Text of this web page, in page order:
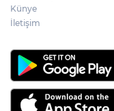
Künye
İletişim